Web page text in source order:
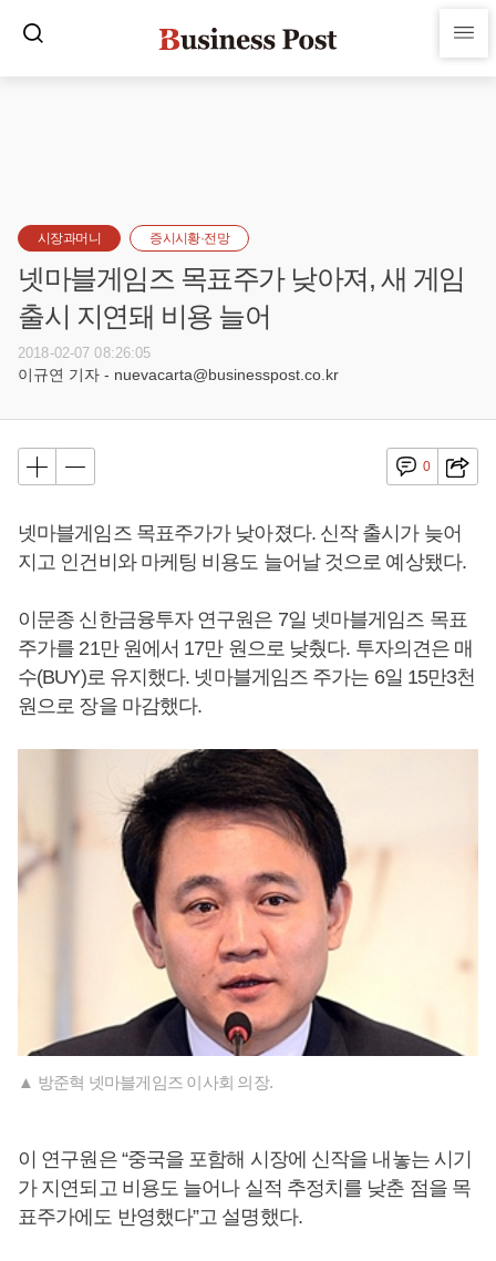
시장과머니 증시시황·전망
넷마블게임즈 목표주가 낮아져, 새 게임
출시 지연돼 비용 늘어
2018-02-07 08:26:05
이규연 기자 - nuevacarta@businesspost.co.kr
0
넷마블게임즈 목표주가가 낮아졌다. 신작 출시가 늦어
지고 인건비와 마케팅 비용도 늘어날 것으로 예상됐다.
이문종 신한금융투자 연구원은 7일 넷마블게임즈 목표
주가를 21만 원에서 17만 원으로 낮췄다. 투자의견은 매
수(BUY)로 유지했다. 넷마블게임즈 주가는 6일 15만3천
원으로 장을 마감했다.
▲ 방준혁 넷마블게임즈 이사회 의장.
이 연구원은 “중국을 포함해 시장에 신작을 내놓는 시기
가 지연되고 비용도 늘어나 실적 추정치를 낮춘 점을 목
표주가에도 반영했다”고 설명했다.